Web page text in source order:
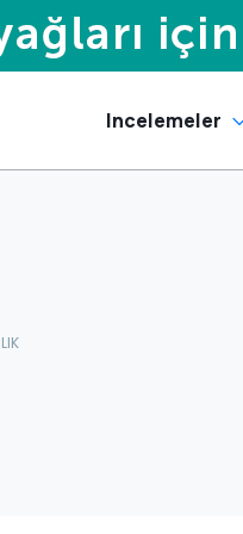
Incelemeler